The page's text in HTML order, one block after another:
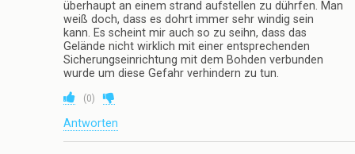
überhaupt an einem strand aufstellen zu dührfen. Man
weiß doch, dass es dohrt immer sehr windig sein
kann. Es scheint mir auch so zu seihn, dass das
Gelände nicht wirklich mit einer entsprechenden
Sicherungseinrichtung mit dem Bohden verbunden
wurde um diese Gefahr verhindern zu tun.
(0)
Antworten